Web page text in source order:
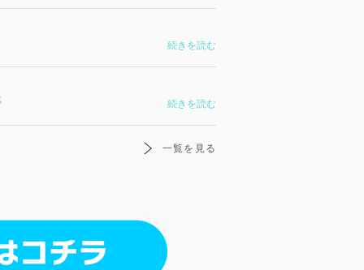
続きを読む
続きを読む
一覧を見る